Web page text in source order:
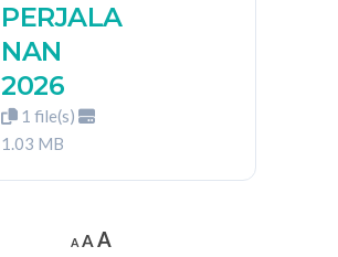
PERJALA
NAN
2026
1 file(s)
1.03 MB
A A A